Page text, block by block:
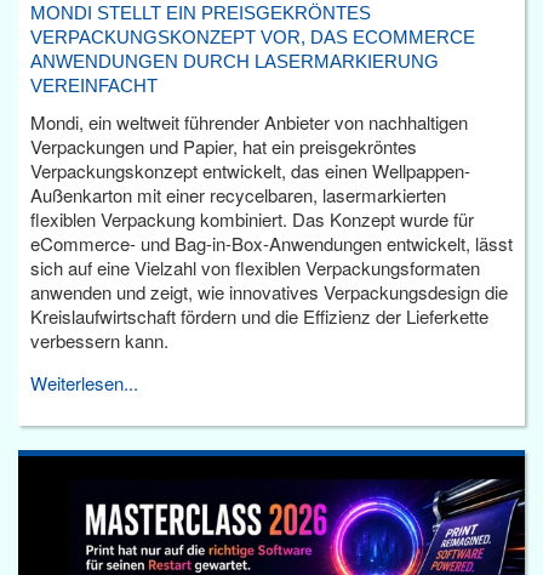
MONDI STELLT EIN PREISGEKRÖNTES
VERPACKUNGSKONZEPT VOR, DAS ECOMMERCE
ANWENDUNGEN DURCH LASERMARKIERUNG
VEREINFACHT
Mondi, ein weltweit führender Anbieter von nachhaltigen
Verpackungen und Papier, hat ein preisgekröntes
Verpackungskonzept entwickelt, das einen Wellpappen-
Außenkarton mit einer recycelbaren, lasermarkierten
flexiblen Verpackung kombiniert. Das Konzept wurde für
eCommerce- und Bag-in-Box-Anwendungen entwickelt, lässt
sich auf eine Vielzahl von flexiblen Verpackungsformaten
anwenden und zeigt, wie innovatives Verpackungsdesign die
Kreislaufwirtschaft fördern und die Effizienz der Lieferkette
verbessern kann.
Weiterlesen...